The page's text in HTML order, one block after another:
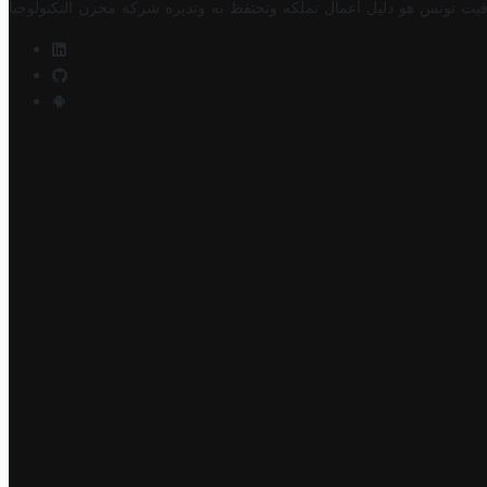
تونس هو دليل أعمال تملكه وتحتفظ به وتديره شركة مخزن التكنولوجيا